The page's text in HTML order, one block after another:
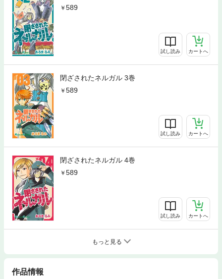
589
試し読み カートへ
閉ざされたネルガル 3巻
589
試し読み カートへ
閉ざされたネルガル 4巻
589
試し読み カートへ
もっと見る
作品情報